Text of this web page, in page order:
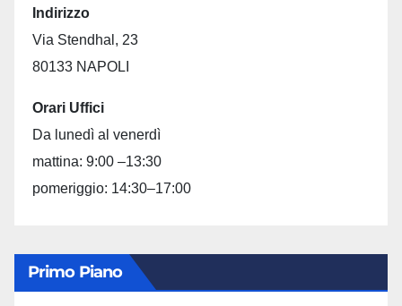
Indirizzo
Via Stendhal, 23
80133 NAPOLI
Orari Uffici
Da lunedì al venerdì
mattina: 9:00 –13:30
pomeriggio: 14:30–17:00
Primo Piano